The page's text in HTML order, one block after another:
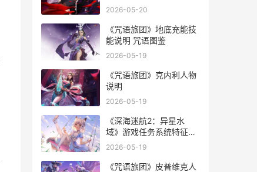
取方式说明 深海迷航2官
2026-05-20
《咒语旅团》地底充能技
能说明 咒语图鉴
2026-05-19
《咒语旅团》克内利人物
说明
2026-05-19
《深海迷航2：异星水
域》游戏任务系统特征说
明 深海迷航2下载入口
2026-05-19
《咒语旅团》皮普维克人